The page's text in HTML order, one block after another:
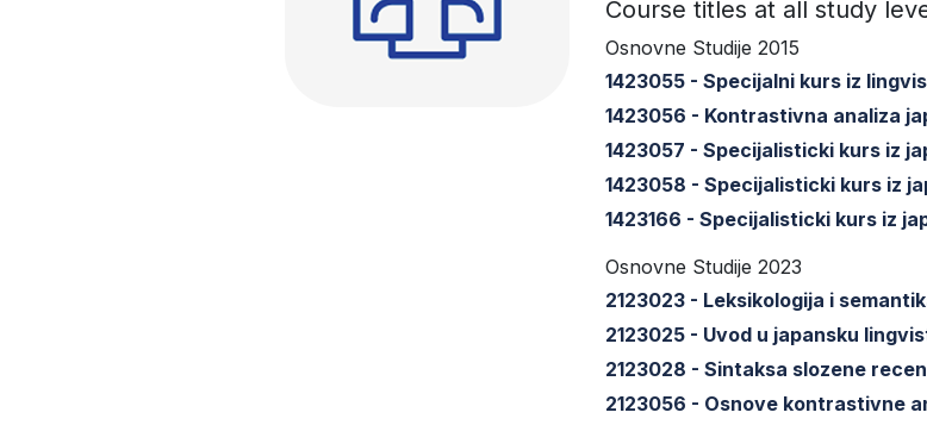
Course titles at all study
Osnovne Studije 2015
1423055 - Specijalni kurs iz
1423056 - Kontrastivna analiza
1423057 - Specijalisticki kurs iz
1423058 - Specijalisticki kurs iz
1423166 - Specijalisticki kurs iz
Osnovne Studije 2023
2123023 - Leksikologija i
2123025 - Uvod u japansku
2123028 - Sintaksa slozene
2123056 - Osnove kontrastivne